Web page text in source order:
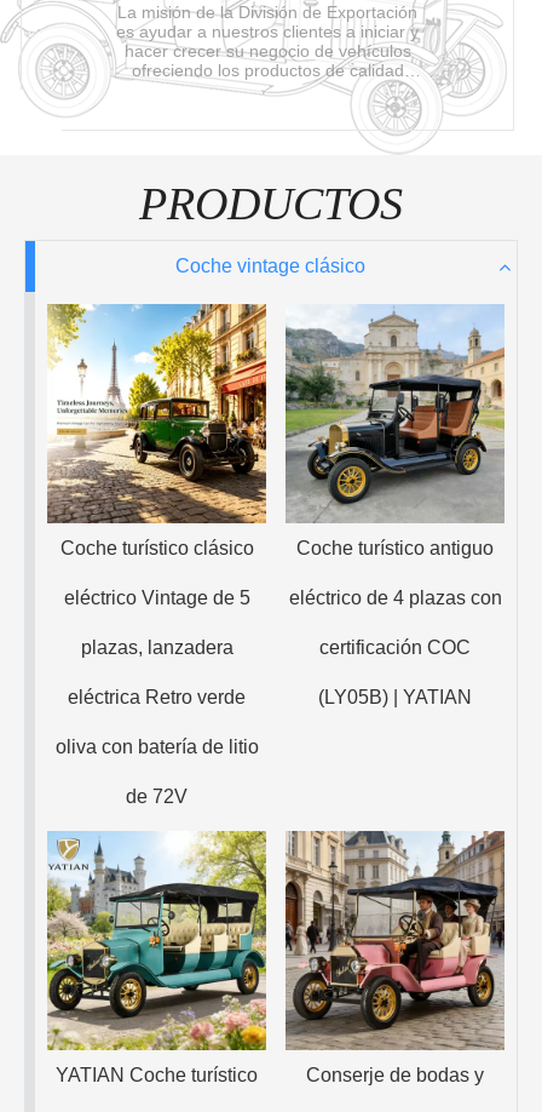
La misión de la División de Exportación
es ayudar a nuestros clientes a iniciar y
hacer crecer su negocio de vehículos
ofreciendo los productos de calidad
más valiosos de manera
profesional.Seremos responsables con
cada uno de nuestros clientes,
asegurándonos de que cada uno de
PRODUCTOS
Coche vintage clásico
Coche turístico clásico
eléctrico Vintage de 5
plazas, lanzadera
eléctrica Retro verde
oliva con batería de litio
de 72V
Coche turístico antiguo
eléctrico de 4 plazas con
certificación COC
(LY05B) | YATIAN
YATIAN Coche turístico Conserje de bodas y